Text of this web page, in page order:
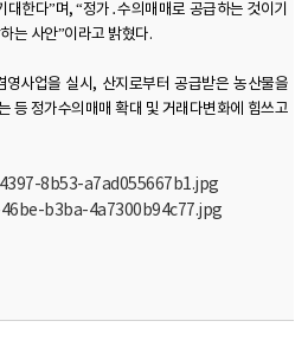
한다”며, “정가․수의매매로 공급하는 것이기
는 사안”이라고 밝혔다.
사업을 실시, 산지로부터 공급받은 농산물을
등 정가수의매매 확대 및 거래다변화에 힘쓰고